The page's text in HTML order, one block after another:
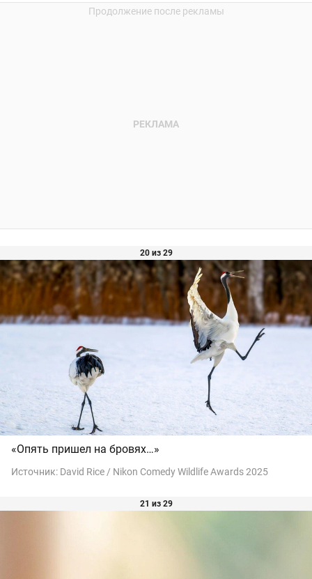
20 из 29
«Опять пришел на бровях…»
Источник: David Rice / Nikon Comedy Wildlife Awards 2025
21 из 29